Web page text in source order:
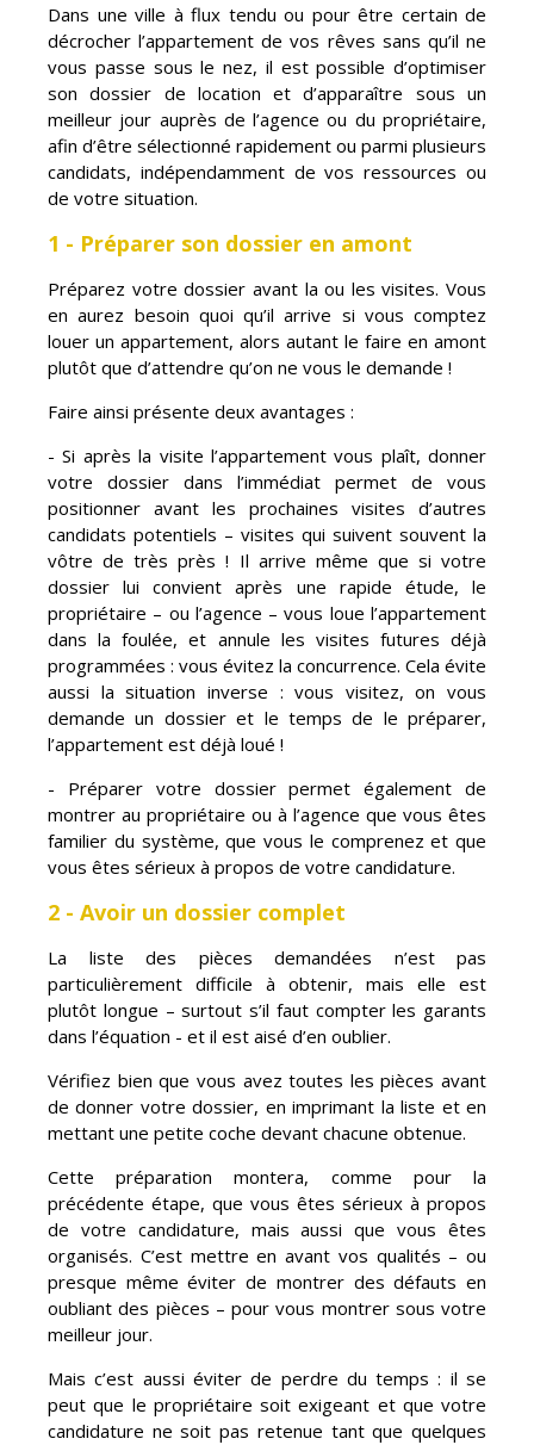
Dans une ville à flux tendu ou pour être certain de
décrocher l’appartement de vos rêves sans qu’il ne
vous passe sous le nez, il est possible d’optimiser
son dossier de location et d’apparaître sous un
meilleur jour auprès de l’agence ou du propriétaire,
afin d’être sélectionné rapidement ou parmi plusieurs
candidats, indépendamment de vos ressources ou
de votre situation.
1 - Préparer son dossier en amont
Préparez votre dossier avant la ou les visites. Vous
en aurez besoin quoi qu’il arrive si vous comptez
louer un appartement, alors autant le faire en amont
plutôt que d’attendre qu’on ne vous le demande !
Faire ainsi présente deux avantages :
- Si après la visite l’appartement vous plaît, donner
votre dossier dans l’immédiat permet de vous
positionner avant les prochaines visites d’autres
candidats potentiels – visites qui suivent souvent la
vôtre de très près ! Il arrive même que si votre
dossier lui convient après une rapide étude, le
propriétaire – ou l’agence – vous loue l’appartement
dans la foulée, et annule les visites futures déjà
programmées : vous évitez la concurrence. Cela évite
aussi la situation inverse : vous visitez, on vous
demande un dossier et le temps de le préparer,
l’appartement est déjà loué !
- Préparer votre dossier permet également de
montrer au propriétaire ou à l’agence que vous êtes
familier du système, que vous le comprenez et que
vous êtes sérieux à propos de votre candidature.
2 - Avoir un dossier complet
La liste des pièces demandées n’est pas
particulièrement difficile à obtenir, mais elle est
plutôt longue – surtout s’il faut compter les garants
dans l’équation - et il est aisé d’en oublier.
Vérifiez bien que vous avez toutes les pièces avant
de donner votre dossier, en imprimant la liste et en
mettant une petite coche devant chacune obtenue.
Cette préparation montera, comme pour la
précédente étape, que vous êtes sérieux à propos
de votre candidature, mais aussi que vous êtes
organisés. C’est mettre en avant vos qualités – ou
presque même éviter de montrer des défauts en
oubliant des pièces – pour vous montrer sous votre
meilleur jour.
Mais c’est aussi éviter de perdre du temps : il se
peut que le propriétaire soit exigeant et que votre
candidature ne soit pas retenue tant que quelques